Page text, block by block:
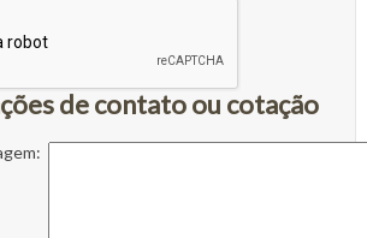
de contato ou cotação